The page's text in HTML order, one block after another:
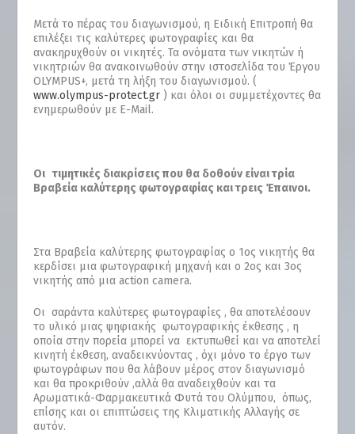
Μετά το πέρας του διαγωνισμού, η Ειδική Επιτροπή θα
επιλέξει τις καλύτερες φωτογραφίες και θα
ανακηρυχθούν οι νικητές. Τα ονόματα των νικητών ή
νικητριών θα ανακοινωθούν στην ιστοσελίδα του Έργου
OLYMPUS+, μετά τη λήξη του διαγωνισμού. (
www.olympus-protect.gr ) και όλοι οι συμμετέχοντες θα
ενημερωθούν με E-Mail.
Oι τιμητικές διακρίσεις που θα δοθούν είναι τρία
Βραβεία καλύτερης φωτογραφίας και τρεις Έπαινοι.
Στα Βραβεία καλύτερης φωτογραφίας ο 1ος νικητής θα
κερδίσει μια φωτογραφική μηχανή και ο 2ος και 3ος
νικητής από μια action camera.
Οι σαράντα καλύτερες φωτογραφίες , θα αποτελέσουν
το υλικό μιας ψηφιακής φωτογραφικής έκθεσης , η
οποία στην πορεία μπορεί να εκτυπωθεί και να αποτελεί
κινητή έκθεση, αναδεικνύοντας , όχι μόνο το έργο των
φωτογράφων που θα λάβουν μέρος στον διαγωνισμό
και θα προκριθούν ,αλλά θα αναδειχθούν και τα
Αρωματικά-Φαρμακευτικά Φυτά του Ολύμπου, όπως,
επίσης και οι επιπτώσεις της Κλιματικής Αλλαγής σε
αυτόν.